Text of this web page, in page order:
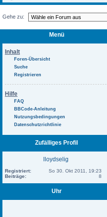
Gehe zu:
Menü
Inhalt
Foren-Übersicht
Suche
Registrieren
Hilfe
FAQ
BBCode-Anleitung
Nutzungsbedingungen
Datenschutzrichtlinie
Zufälliges Profil
lloydselig
Registriert:
So 30. Okt 2011, 19:23
Beiträge:
8
Uhr